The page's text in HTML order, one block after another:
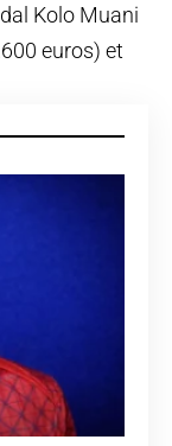
Kolo Muani
euros) et